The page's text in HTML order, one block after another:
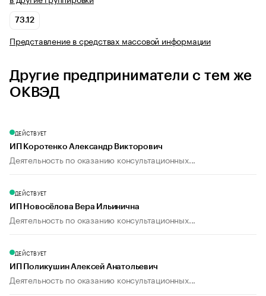
73.12
Представление в средствах массовой информации
Другие предприниматели с тем же
ОКВЭД
ДЕЙСТВУЕТ
ИП Коротенко Александр Викторович
Деятельность по оказанию консультационных...
ДЕЙСТВУЕТ
ИП Новосёлова Вера Ильинична
Деятельность по оказанию консультационных...
ДЕЙСТВУЕТ
ИП Поликушин Алексей Анатольевич
Деятельность по оказанию консультационных...